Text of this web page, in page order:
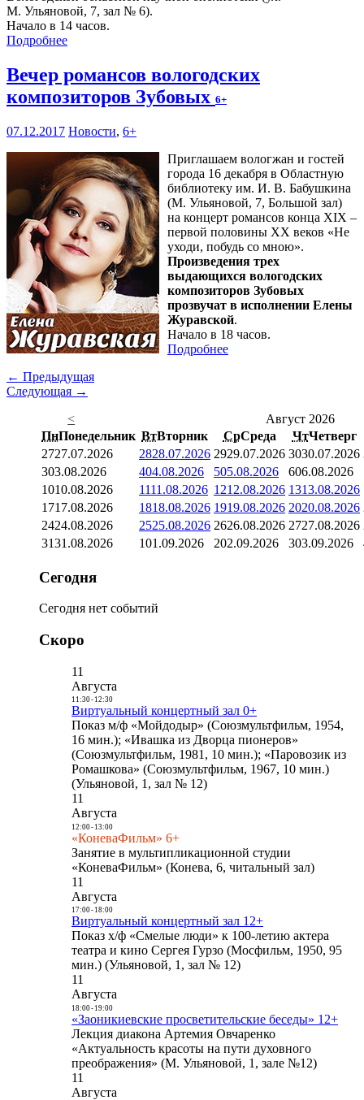
М. Ульяновой, 7, зал № 6).
Начало в 14 часов.
Подробнее
Вечер романсов вологодских
композиторов Зубовых 6+
07.12.2017 Новости, 6+
Приглашаем вологжан и гостей
города 16 декабря в Областную
библиотеку им. И. В. Бабушкина
(М. Ульяновой, 7, Большой зал)
на концерт романсов конца XIX –
первой половины XX веков «Не
уходи, побудь со мною».
Произведения трех
выдающихся вологодских
композиторов Зубовых
прозвучат в исполнении Елены
Журавской.
Начало в 18 часов.
Подробнее
← Предыдущая
Следующая →
<
Август 2026
ПнПонедельник ВтВторник СрСреда ЧтЧетверг
2727.07.2026 2828.07.2026 2929.07.2026 3030.07.2026
303.08.2026 404.08.2026 505.08.2026 606.08.2026
1010.08.2026 1111.08.2026 1212.08.2026 1313.08.2026
1717.08.2026 1818.08.2026 1919.08.2026 2020.08.2026
2424.08.2026 2525.08.2026 2626.08.2026 2727.08.2026
3131.08.2026 101.09.2026 202.09.2026 303.09.2026
Сегодня
Сегодня нет событий
Скоро
11
Августа
11:30- 12:30
Виртуальный концертный зал 0+
Показ м/ф «Мойдодыр» (Союзмультфильм, 1954,
16 мин.); «Ивашка из Дворца пионеров»
(Союзмультфильм, 1981, 10 мин.); «Паровозик из
Ромашкова» (Союзмультфильм, 1967, 10 мин.)
(Ульяновой, 1, зал № 12)
11
Августа
12:00- 13:00
«КоневаФильм» 6+
Занятие в мультипликационной студии
«КоневаФильм» (Конева, 6, читальный зал)
11
Августа
17:00- 18:00
Виртуальный концертный зал 12+
Показ х/ф «Смелые люди» к 100-летию актера
театра и кино Сергея Гурзо (Мосфильм, 1950, 95
мин.) (Ульяновой, 1, зал № 12)
11
Августа
18:00- 19:00
«Заоникиевские просветительские беседы» 12+
Лекция диакона Артемия Овчаренко
«Актуальность красоты на пути духовного
преображения» (М. Ульяновой, 1, зале №12)
11
Августа